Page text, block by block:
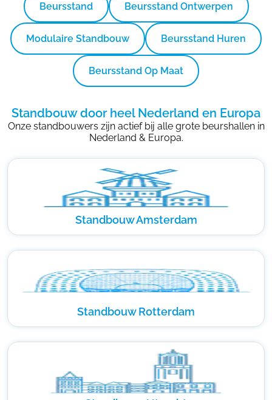
Beursstand Beursstand Ontwerpen
Modulaire Standbouw Beursstand Huren
Beursstand Op Maat
Standbouw door heel Nederland en Europa
Onze standbouwers zijn actief bij alle grote beurshallen in
Nederland & Europa.
Standbouw Amsterdam
Standbouw Rotterdam